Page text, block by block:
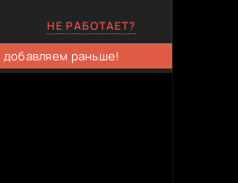
НЕ РАБОТАЕТ?
добавляем раньше!